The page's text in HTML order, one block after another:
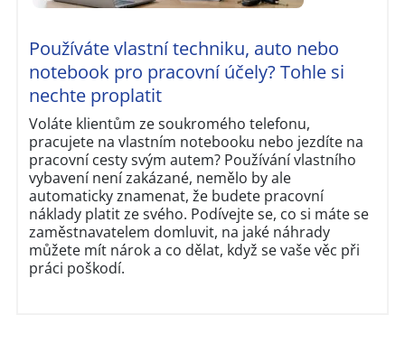
Používáte vlastní techniku, auto nebo
notebook pro pracovní účely? Tohle si
nechte proplatit
Voláte klientům ze soukromého telefonu,
pracujete na vlastním notebooku nebo jezdíte na
pracovní cesty svým autem? Používání vlastního
vybavení není zakázané, nemělo by ale
automaticky znamenat, že budete pracovní
náklady platit ze svého. Podívejte se, co si máte se
zaměstnavatelem domluvit, na jaké náhrady
můžete mít nárok a co dělat, když se vaše věc při
práci poškodí.